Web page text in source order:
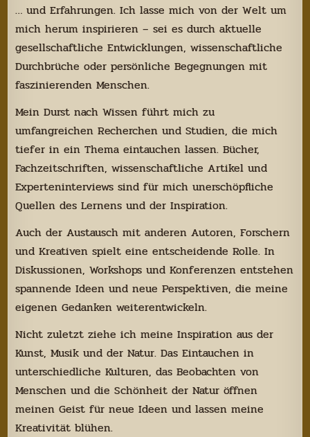
… und Erfahrungen. Ich lasse mich von der Welt um
mich herum inspirieren – sei es durch aktuelle
gesellschaftliche Entwicklungen, wissenschaftliche
Durchbrüche oder persönliche Begegnungen mit
faszinierenden Menschen.
Mein Durst nach Wissen führt mich zu
umfangreichen Recherchen und Studien, die mich
tiefer in ein Thema eintauchen lassen. Bücher,
Fachzeitschriften, wissenschaftliche Artikel und
Experteninterviews sind für mich unerschöpfliche
Quellen des Lernens und der Inspiration.
Auch der Austausch mit anderen Autoren, Forschern
und Kreativen spielt eine entscheidende Rolle. In
Diskussionen, Workshops und Konferenzen entstehen
spannende Ideen und neue Perspektiven, die meine
eigenen Gedanken weiterentwickeln.
Nicht zuletzt ziehe ich meine Inspiration aus der
Kunst, Musik und der Natur. Das Eintauchen in
unterschiedliche Kulturen, das Beobachten von
Menschen und die Schönheit der Natur öffnen
meinen Geist für neue Ideen und lassen meine
Kreativität blühen.